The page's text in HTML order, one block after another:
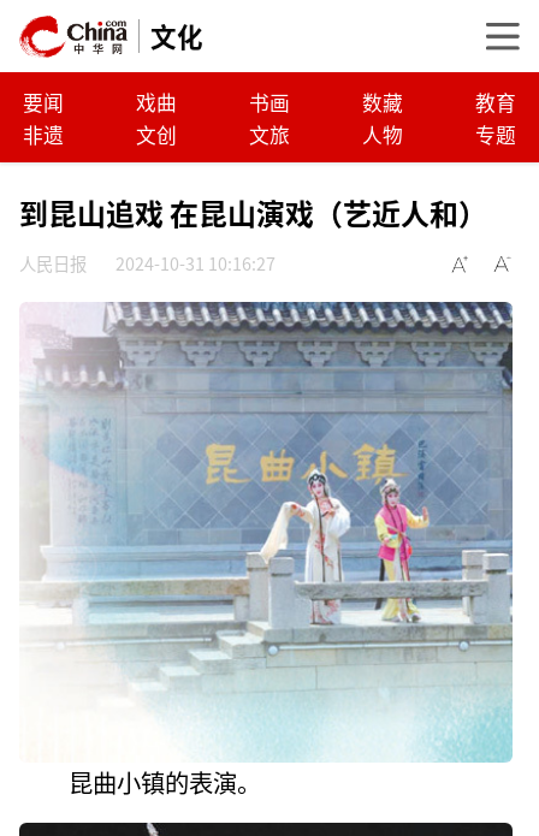
文化
要闻 戏曲 书画 数藏
教育
非遗
文创 文旅 人物 专题
到昆山追戏 在昆山演戏（艺近人和）
人民日报 2024-10-31 10:16:27
昆曲小镇的表演。